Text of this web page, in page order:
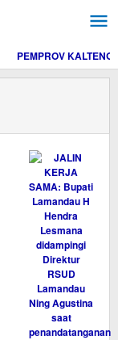
PEMPROV KALTENG